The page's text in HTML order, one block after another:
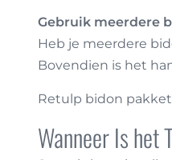
Gebruik meerdere
Heb je meerdere
Bovendien is het
Retulp bidon pakket
Wanneer Is het